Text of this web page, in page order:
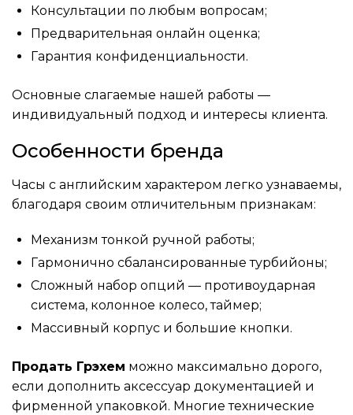
Консультации по любым вопросам;
Предварительная онлайн оценка;
Гарантия конфиденциальности.
Основные слагаемые нашей работы —
индивидуальный подход и интересы клиента.
Особенности бренда
Часы с английским характером легко узнаваемы,
благодаря своим отличительным признакам:
Механизм тонкой ручной работы;
Гармонично сбалансированные турбийоны;
Сложный набор опций — противоударная
система, колонное колесо, таймер;
Массивный корпус и большие кнопки.
Продать Грэхем можно максимально дорого,
если дополнить аксессуар документацией и
фирменной упаковкой. Многие технические